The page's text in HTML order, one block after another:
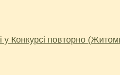
у Конкурсі повторно